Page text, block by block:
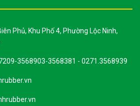
Phủ, Khu Phố 4, Phường Lộc Ninh,
3568903-3568381 - 0271.3568939